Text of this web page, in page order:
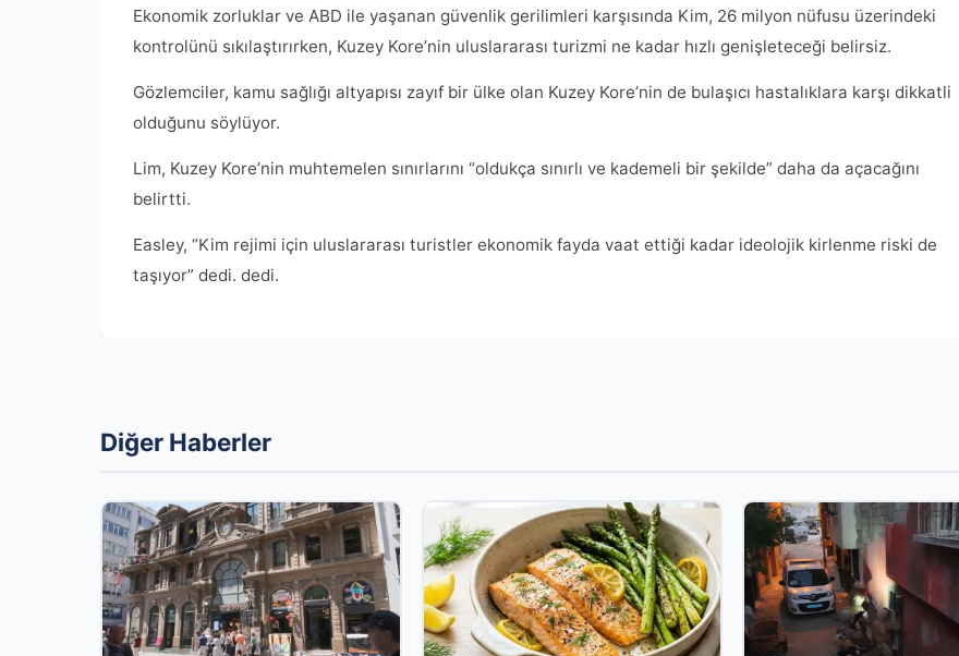
Ekonomik zorluklar ve ABD ile yaşanan güvenlik gerilimleri karşısında Kim, 26 milyon nüfusu üzerindeki
kontrolünü sıkılaştırırken, Kuzey Kore’nin uluslararası turizmi ne kadar hızlı genişleteceği belirsiz.
Gözlemciler, kamu sağlığı altyapısı zayıf bir ülke olan Kuzey Kore’nin de bulaşıcı hastalıklara karşı dikkatli
olduğunu söylüyor.
Lim, Kuzey Kore’nin muhtemelen sınırlarını “oldukça sınırlı ve kademeli bir şekilde” daha da açacağını
belirtti.
Easley, “Kim rejimi için uluslararası turistler ekonomik fayda vaat ettiği kadar ideolojik kirlenme riski de
taşıyor” dedi. dedi.
Diğer Haberler